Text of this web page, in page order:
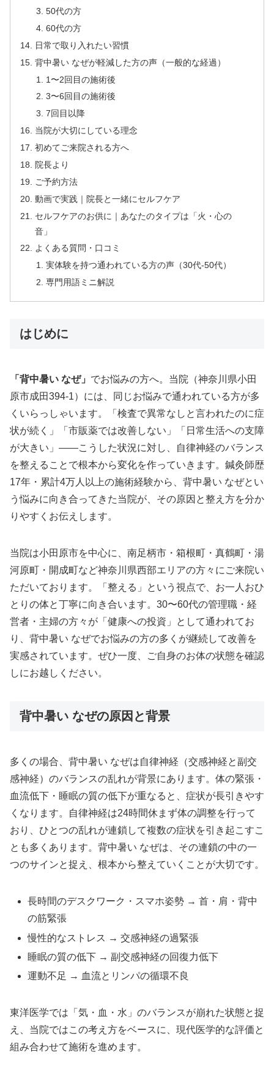
50代の方
60代の方
日常で取り入れたい習慣
背中暑い なぜが軽減した方の声（一般的な経過）
1〜2回目の施術後
3〜6回目の施術後
7回目以降
当院が大切にしている理念
初めてご来院される方へ
院長より
ご予約方法
動画で実践｜院長と一緒にセルフケア
セルフケアのお供に｜あなたのタイプは「火・心の
音」
よくある質問・口コミ
実体験を持つ通われている方の声（30代-50代）
専門用語ミニ解説
はじめに
「背中暑い なぜ」 でお悩みの方へ。当院（神奈川県小田
原市成田394-1）には、同じお悩みで通われている方が多
くいらっしゃいます。「検査で異常なしと言われたのに症
状が続く」「市販薬では改善しない」「日常生活への支障
が大きい」——こうした状況に対し、自律神経のバランス
を整えることで根本から変化を作っていきます。鍼灸師歴
17年・累計4万人以上の施術経験から、背中暑い なぜとい
う悩みに向き合ってきた当院が、その原因と整え方を分か
りやすくお伝えします。
当院は小田原市を中心に、南足柄市・箱根町・真鶴町・湯
河原町・開成町など神奈川県西部エリアの方々にご来院い
ただいております。「整える」という視点で、お一人おひ
とりの体と丁寧に向き合います。30〜60代の管理職・経
営者・主婦の方々が「健康への投資」として通われてお
り、背中暑い なぜでお悩みの方の多くが継続して改善を
実感されています。ぜひ一度、ご自身のお体の状態を確認
しにお越しください。
背中暑い なぜの原因と背景
多くの場合、背中暑い なぜは自律神経（交感神経と副交
感神経）のバランスの乱れが背景にあります。体の緊張・
血流低下・睡眠の質の低下が重なると、症状が長引きやす
くなります。自律神経は24時間休まず体の調整を行って
おり、ひとつの乱れが連鎖して複数の症状を引き起こすこ
とも多くあります。背中暑い なぜは、その連鎖の中の一
つのサインと捉え、根本から整えていくことが大切です。
長時間のデスクワーク・スマホ姿勢 → 首・肩・背中
の筋緊張
慢性的なストレス → 交感神経の過緊張
睡眠の質の低下 → 副交感神経の回復力低下
運動不足 → 血流とリンパの循環不良
東洋医学では「気・血・水」のバランスが崩れた状態と捉
え、当院ではこの考え方をベースに、現代医学的な評価と
組み合わせて施術を進めます。